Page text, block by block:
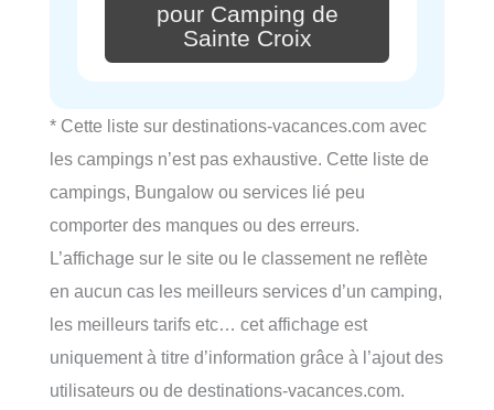
pour Camping de
Sainte Croix
* Cette liste sur destinations-vacances.com avec
les campings n’est pas exhaustive. Cette liste de
campings, Bungalow ou services lié peu
comporter des manques ou des erreurs.
L’affichage sur le site ou le classement ne reflète
en aucun cas les meilleurs services d’un camping,
les meilleurs tarifs etc… cet affichage est
uniquement à titre d’information grâce à l’ajout des
utilisateurs ou de destinations-vacances.com.